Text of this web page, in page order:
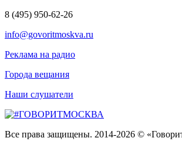
8 (495) 950-62-26
info@govoritmoskva.ru
Реклама на радио
Города вещания
Наши слушатели
Все права защищены. 2014-2026 ©